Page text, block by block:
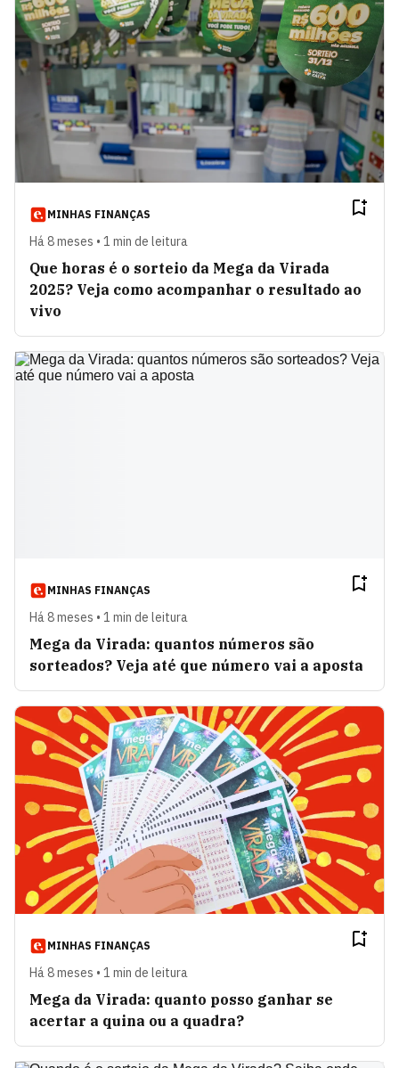
MINHAS FINANÇAS
Há 8 meses • 1 min de leitura
Que horas é o sorteio da Mega da Virada
2025? Veja como acompanhar o resultado ao
vivo
MINHAS FINANÇAS
Há 8 meses • 1 min de leitura
Mega da Virada: quantos números são
sorteados? Veja até que número vai a aposta
MINHAS FINANÇAS
Há 8 meses • 1 min de leitura
Mega da Virada: quanto posso ganhar se
acertar a quina ou a quadra?